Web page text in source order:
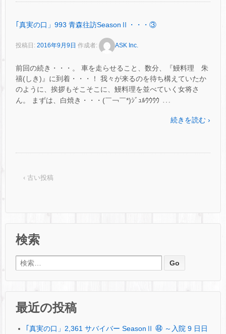
｢真実の口」993 青森往訪SeasonⅡ・・・③
投稿日: 2016年9月9日 作成者: ASK Inc.
前回の続き・・・。 車を走らせること、数分、『鰻料理 朱
禧(しき)』に到着・・・！ 我々が来るのを待ち構えていたか
のように、挨拶もそこそこに、鰻料理を並べていく女将さ
ん。 まずは、白焼き・・・(￣￢￣*)ｼﾞｭﾙｳｳｳｳ …
続きを読む ›
‹ 古い投稿
検索
検索:
最近の投稿
｢真実の口」2,361 サバイバー SeasonⅡ ㊹ ～入院 9 日日